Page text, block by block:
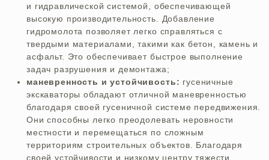
и гидравлической системой, обеспечивающей
высокую производительность. Добавление
гидромолота позволяет легко справляться с
твердыми материалами, такими как бетон, камень и
асфальт. Это обеспечивает быстрое выполнение
задач разрушения и демонтажа;
маневренность и устойчивость: гусеничные
экскаваторы обладают отличной маневренностью
благодаря своей гусеничной системе передвижения.
Они способны легко преодолевать неровности
местности и перемещаться по сложным
территориям строительных объектов. Благодаря
своей устойчивости и низкому центру тяжести,